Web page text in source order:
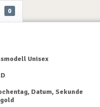
0
Unisex
Datum, Sekunde